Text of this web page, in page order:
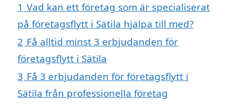
1 Vad kan ett företag som är specialiserat
på företagsflytt i Sätila hjälpa till med?
2 Få alltid minst 3 erbjudanden för
företagsflytt i Sätila
3 Få 3 erbjudanden för företagsflytt i
Sätila från professionella företag